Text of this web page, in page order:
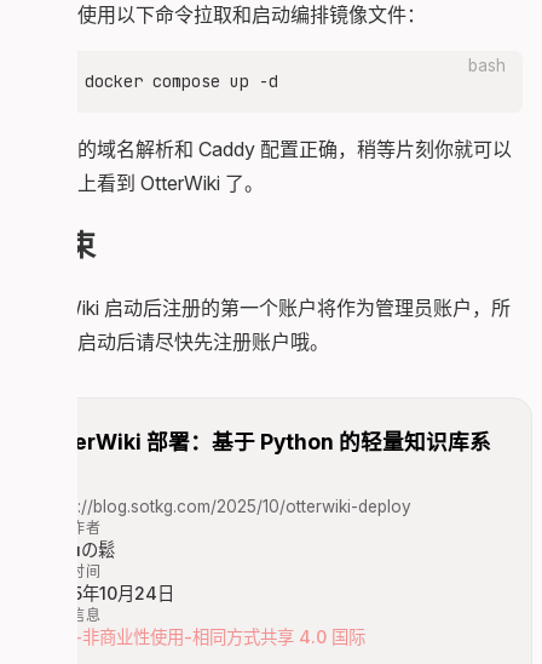
接下来使用以下命令拉取和启动编排镜像文件：
bash
如果你的域名解析和 Caddy 配置正确，稍等片刻你就可以
在域名上看到 OtterWiki 了。
结束
OtterWiki 启动后注册的第一个账户将作为管理员账户，所
以部署启动后请尽快先注册账户哦。
OtterWiki 部署：基于 Python 的轻量知识库系
https://blog.sotkg.com/2025/10/otterwiki-deploy
文章作者
Mikuの鬆
发布时间
2025年10月24日
版权信息
署名-非商业性使用-相同方式共享 4.0 国际